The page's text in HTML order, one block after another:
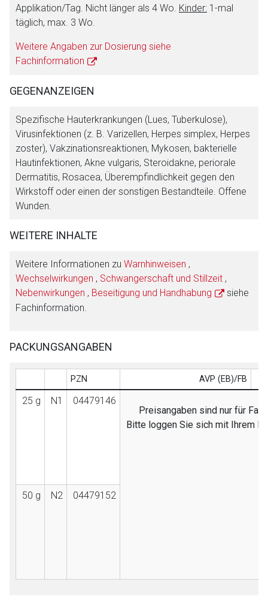
Applikation/Tag. Nicht länger als 4 Wo. Kinder: 1-mal
täglich, max. 3 Wo.
Weitere Angaben zur Dosierung siehe
Fachinformation
GEGENANZEIGEN
Spezifische Hauterkrankungen (Lues, Tuberkulose),
Virusinfektionen (z. B. Varizellen, Herpes simplex, Herpes
zoster), Vakzinationsreaktionen, Mykosen, bakterielle
Hautinfektionen, Akne vulgaris, Steroidakne, periorale
Dermatitis, Rosacea, Überempfindlichkeit gegen den
Wirkstoff oder einen der sonstigen Bestandteile. Offene
Wunden.
WEITERE INHALTE
Weitere Informationen zu Warnhinweisen ,
Wechselwirkungen , Schwangerschaft und Stillzeit ,
Nebenwirkungen , Beseitigung und Handhabung
siehe
Fachinformation.
PACKUNGSANGABEN
PZN AVP (EB)/FB
25 g N1
04479146
Preisangaben sind nur für
Bitte loggen Sie sich mit Ihrem
50 g N2 04479152